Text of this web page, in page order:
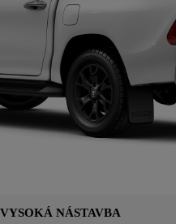
VYSOKÁ NÁSTAVBA